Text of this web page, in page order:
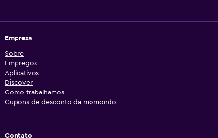
Empresa
Sobre
Empregos
Aplicativos
Discover
Como trabalhamos
Cupons de desconto da momondo
Contato